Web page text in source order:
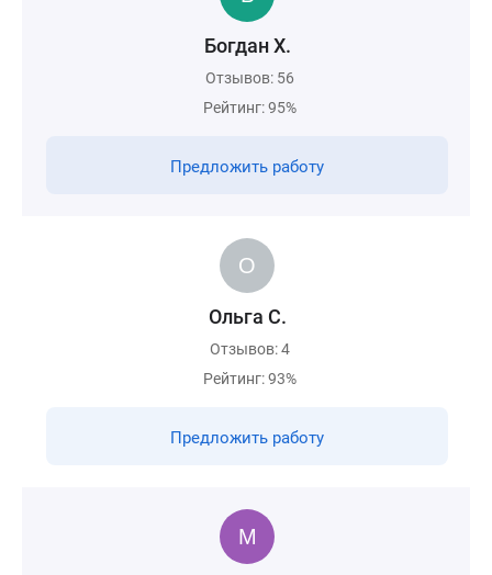
Богдан Х.
Отзывов: 56
Рейтинг: 95%
Предложить работу
Ольга С.
Отзывов: 4
Рейтинг: 93%
Предложить работу